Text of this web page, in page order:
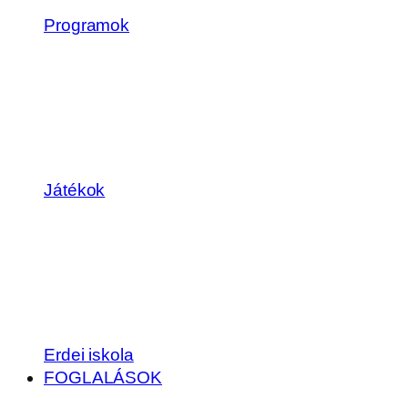
Programok
Játékok
Erdei iskola
FOGLALÁSOK